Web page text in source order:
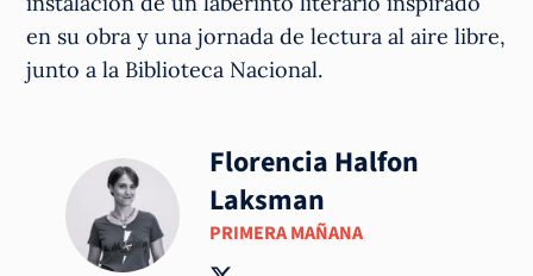
en su obra y una jornada de lectura al aire libre,
junto a la Biblioteca Nacional.
Florencia Halfon
Laksman
PRIMERA MAÑANA